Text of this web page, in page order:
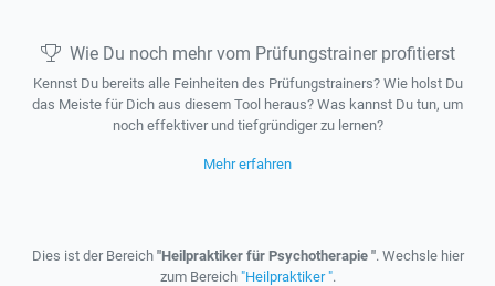
Wie Du noch mehr vom Prüfungstrainer profitierst
Kennst Du bereits alle Feinheiten des Prüfungstrainers? Wie holst Du
das Meiste für Dich aus diesem Tool heraus? Was kannst Du tun, um
noch effektiver und tiefgründiger zu lernen?
Mehr erfahren
Dies ist der Bereich "Heilpraktiker für Psychotherapie ". Wechsle hier
zum Bereich "Heilpraktiker ".